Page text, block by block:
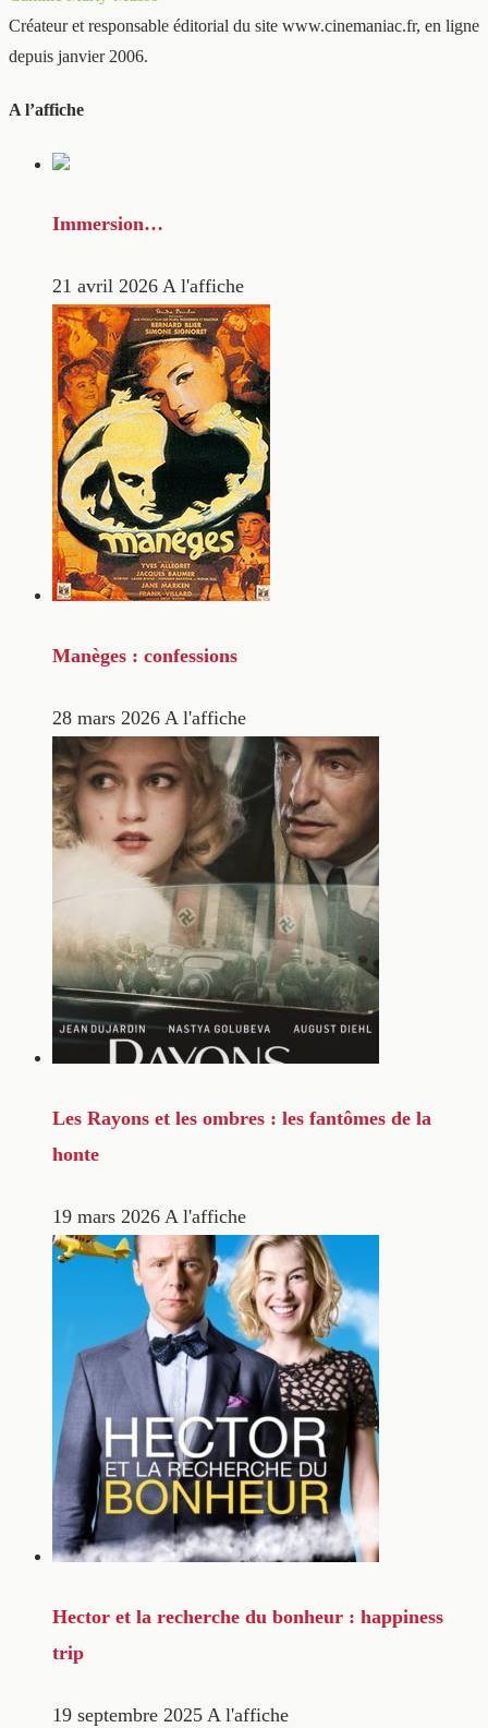
Créateur et responsable éditorial du site www.cinemaniac.fr, en ligne
depuis janvier 2006.
A l’affiche
Immersion…
21 avril 2026 A l'affiche
Manèges : confessions
28 mars 2026 A l'affiche
Les Rayons et les ombres : les fantômes de la
honte
19 mars 2026 A l'affiche
Hector et la recherche du bonheur : happiness
trip
19 septembre 2025 A l'affiche